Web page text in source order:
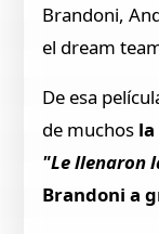
Brandoni,
el dream
De esa
de muchos
"Le llenaron
Brandoni a